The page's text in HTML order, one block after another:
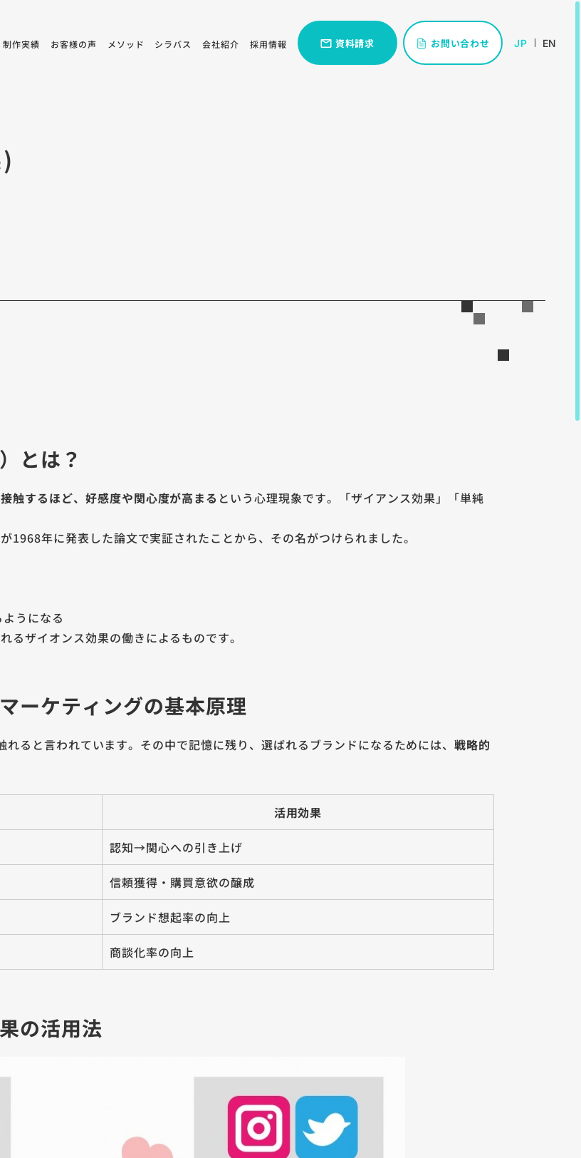
JP EN
資料請求 お問い合わせ
制作実績 お客様の声 メソッド シラバス 会社紹介 採用情報
とは？
触するほど、好感度や関心度が高まる という心理現象です。「ザイアンス効果」「単純
1968年に発表した論文で実証されたことから、その名がつけられました。
うになる
るザイオンス効果の働きによるものです。
ーケティングの基本原理
ると言われています。その中で記憶に残り、選ばれるブランドになるためには、戦略的
活用効果
認知→関心への引き上げ
信頼獲得・購買意欲の醸成
ブランド想起率の向上
商談化率の向上
の活用法